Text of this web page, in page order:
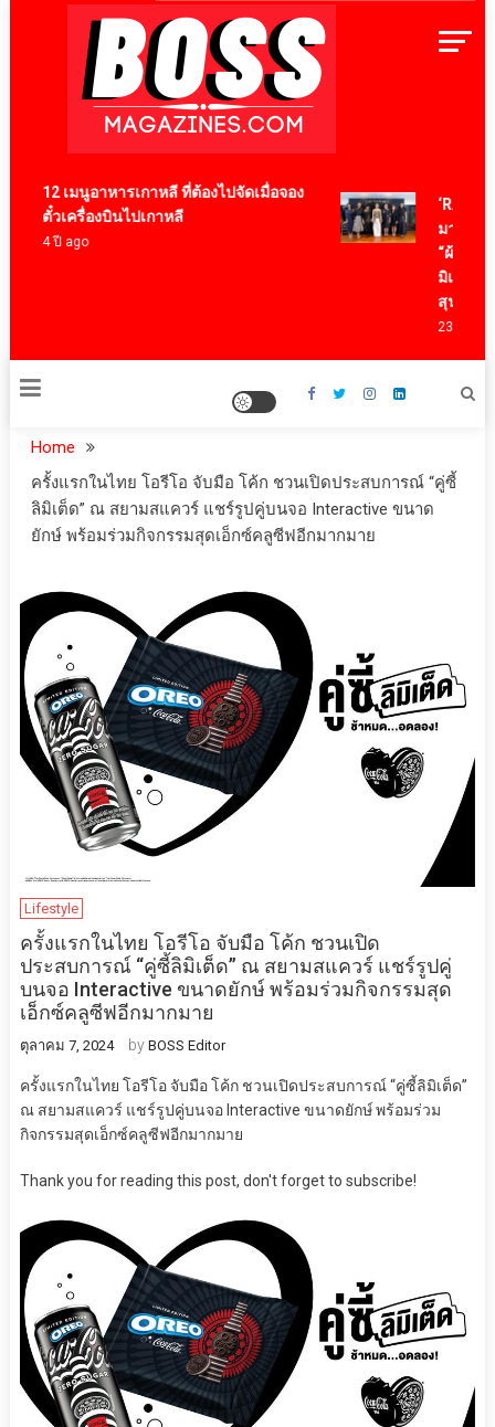
BossMagazinesThailand
12 เมนูอาหารเกาหลี ที่ต้องไปจัดเมื่อจอง
ตั๋วเครื่องบินไปเกาหลี
4 ปี ago
มาสเตอ
“ผ้าลาย
มิเต็ด ถ่
สุนทรียภ
23 ชั่วโมง
Home
ครั้งแรกในไทย โอรีโอ จับมือ โค้ก ชวนเปิดประสบการณ์ “คู่ซี้
ลิมิเต็ด” ณ สยามสแควร์ แชร์รูปคู่บนจอ Interactive ขนาด
ยักษ์ พร้อมร่วมกิจกรรมสุดเอ็กซ์คลูซีฟอีกมากมาย
Lifestyle
ครั้งแรกในไทย โอรีโอ จับมือ โค้ก ชวนเปิด
ประสบการณ์ “คู่ซี้ลิมิเต็ด” ณ สยามสแควร์ แชร์รูปคู่
บนจอ Interactive ขนาดยักษ์ พร้อมร่วมกิจกรรมสุด
เอ็กซ์คลูซีฟอีกมากมาย
ตุลาคม 7, 2024 by BOSS Editor
ครั้งแรกในไทย โอรีโอ จับมือ โค้ก ชวนเปิดประสบการณ์ “คู่ซี้ลิมิเต็ด”
ณ สยามสแควร์ แชร์รูปคู่บนจอ Interactive ขนาดยักษ์ พร้อมร่วม
กิจกรรมสุดเอ็กซ์คลูซีฟอีกมากมาย
Thank you for reading this post, don't forget to subscribe!